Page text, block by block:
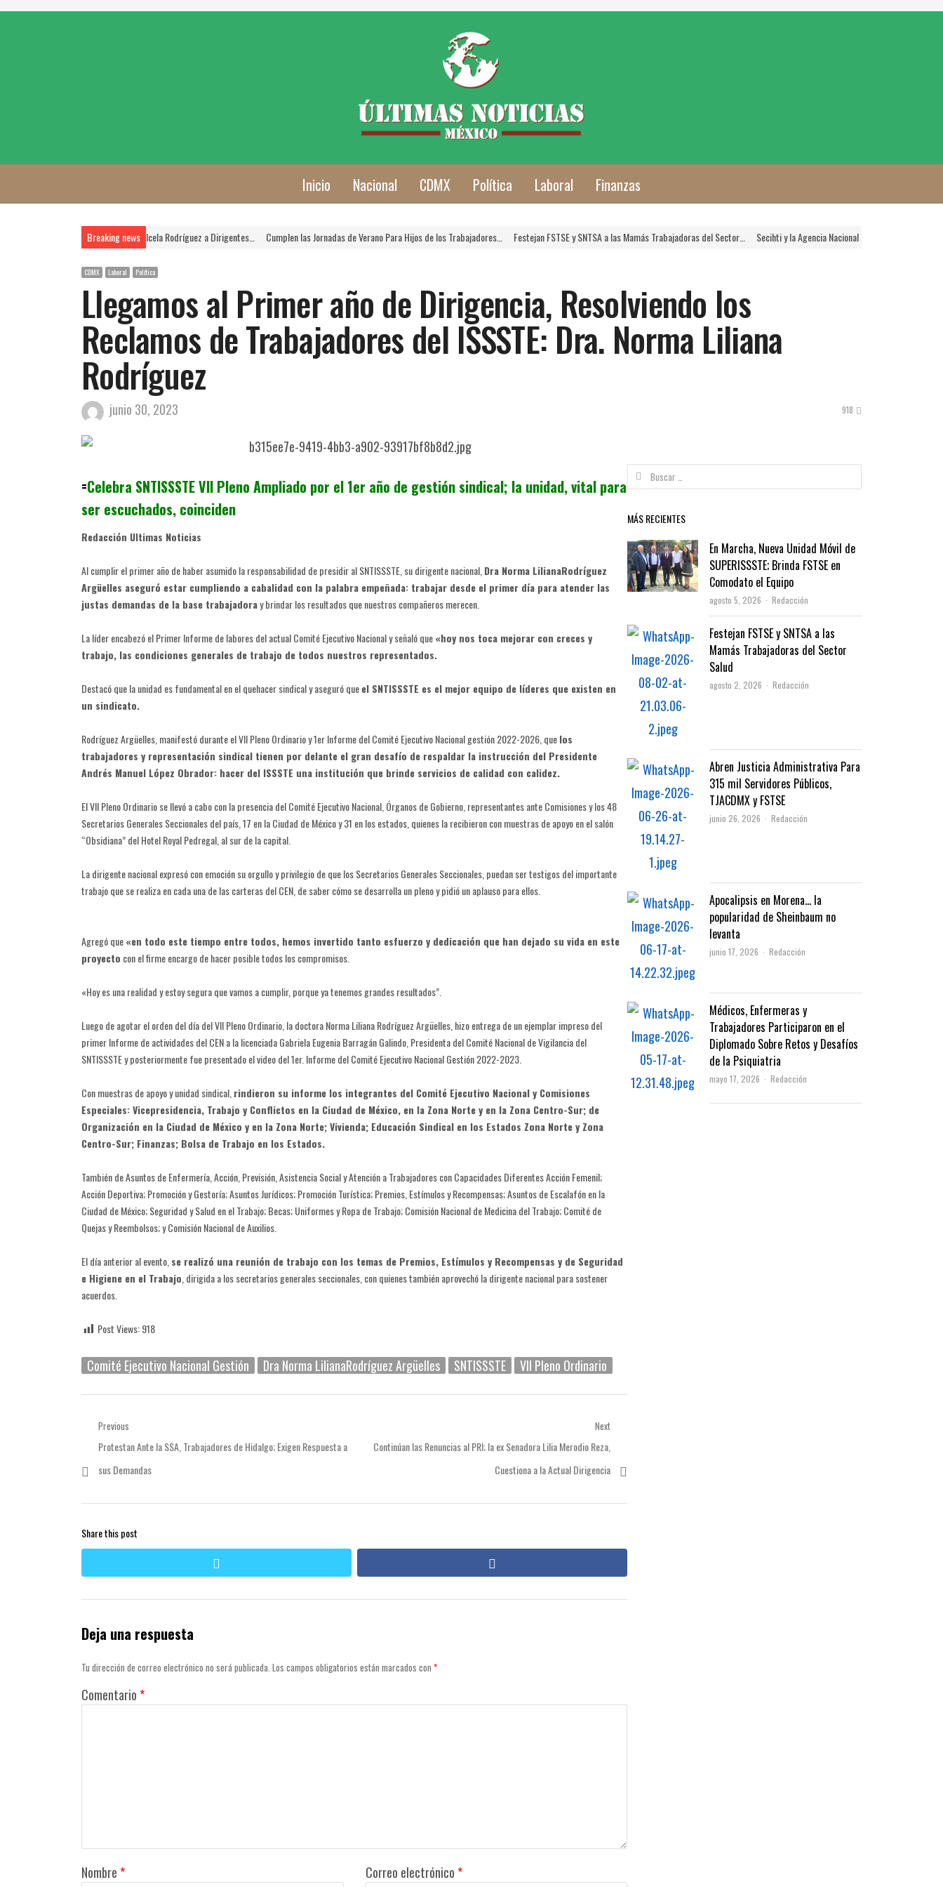
Inicio Nacional CDMX Política Laboral Finanzas
Breaking news
es Prioridad, Asegura Rosa Icela Rodríguez a Dirigentes… Cumplen las Jornadas de Verano Para Hijos de los Trabajadores… Festejan FSTSE y SNTSA a las Mamás Trabajadoras del Sector… Secihti y la Agencia Nacional de Aduanas Crearán
CDMX Laboral Política
Llegamos al Primer año de Dirigencia, Resolviendo los
Reclamos de Trabajadores del ISSSTE: Dra. Norma Liliana
Rodríguez
junio 30, 2023 918
=Celebra SNTISSSTE VII Pleno Ampliado por el 1er año de gestión sindical; la unidad, vital para
ser escuchados, coinciden
Redacción Ultimas Noticias
Al cumplir el primer año de haber asumido la responsabilidad de presidir al SNTISSSTE, su dirigente nacional, Dra Norma LilianaRodríguez
Argüelles aseguró estar cumpliendo a cabalidad con la palabra empeñada: trabajar desde el primer día para atender las
justas demandas de la base trabajadoray brindar los resultados que nuestros compañeros merecen.
La líder encabezó el Primer Informe de labores del actual Comité Ejecutivo Nacional y señaló que«hoy nos toca mejorar con creces y
trabajo, las condiciones generales de trabajo de todos nuestros representados.
Destacó que la unidad es fundamental en el quehacer sindical y aseguró queel SNTISSSTE es el mejor equipo de líderes que existen en
un sindicato.
Rodríguez Argüelles, manifestó durante el VII Pleno Ordinario y 1er Informe del Comité Ejecutivo Nacional gestión 2022-2026, quelos
trabajadores y representación sindical tienen por delante el gran desafío de respaldar la instrucción del Presidente
Andrés Manuel López Obrador: hacer del ISSSTE una institución que brinde servicios de calidad con calidez.
El VII Pleno Ordinario se llevó a cabo con la presencia del Comité Ejecutivo Nacional, Órganos de Gobierno, representantes ante Comisiones y los 48
Secretarios Generales Seccionales del país, 17 en la Ciudad de México y 31 en los estados, quienes la recibieron con muestras de apoyo en el salón
“Obsidiana” del Hotel Royal Pedregal, al sur de la capital.
La dirigente nacional expresó con emoción su orgullo y privilegio de que los Secretarios Generales Seccionales, puedan ser testigos del importante
trabajo que se realiza en cada una de las carteras del CEN, de saber cómo se desarrolla un pleno y pidió un aplauso para ellos.
Agregó que«en todo este tiempo entre todos, hemos invertido tanto esfuerzo y dedicación que han dejado su vida en este
proyecto con el firme encargo de hacer posible todos los compromisos.
«Hoy es una realidad y estoy segura que vamos a cumplir, porque ya tenemos grandes resultados”.
Luego de agotar el orden del día del VII Pleno Ordinario, la doctora Norma Liliana Rodríguez Argüelles, hizo entrega de un ejemplar impreso del
primer Informe de actividades del CEN a la licenciada Gabriela Eugenia Barragán Galindo, Presidenta del Comité Nacional de Vigilancia del
SNTISSSTE y posteriormente fue presentado el video del 1er. Informe del Comité Ejecutivo Nacional Gestión 2022-2023.
Con muestras de apoyo y unidad sindical, rindieron su informe los integrantes del Comité Ejecutivo Nacional y Comisiones
Especiales: Vicepresidencia, Trabajo y Conflictos en la Ciudad de México, en la Zona Norte y en la Zona Centro-Sur; de
Organización en la Ciudad de México y en la Zona Norte; Vivienda; Educación Sindical en los Estados Zona Norte y Zona
Centro-Sur; Finanzas; Bolsa de Trabajo en los Estados.
También de Asuntos de Enfermería, Acción, Previsión, Asistencia Social y Atención a Trabajadores con Capacidades Diferentes Acción Femenil;
Acción Deportiva; Promoción y Gestoría; Asuntos Jurídicos; Promoción Turística; Premios, Estímulos y Recompensas; Asuntos de Escalafón en la
Ciudad de México; Seguridad y Salud en el Trabajo; Becas; Uniformes y Ropa de Trabajo; Comisión Nacional de Medicina del Trabajo; Comité de
Quejas y Reembolsos; y Comisión Nacional de Auxilios.
El día anterior al evento, se realizó una reunión de trabajo con los temas de Premios, Estímulos y Recompensas y de Seguridad
e Higiene en el Trabajo , dirigida a los secretarios generales seccionales, con quienes también aprovechó la dirigente nacional para sostener
acuerdos.
Post Views:918
Comité Ejecutivo Nacional Gestión Dra Norma LilianaRodríguez Argüelles SNTISSSTE VII Pleno Ordinario
Navegación
entradas
Previous
Previous
post:
Protestan Ante la SSA, Trabajadores de Hidalgo; Exigen Respuesta a
sus Demandas
Next
Next
Continúan las Renuncias al PRI; la ex Senadora Lilia Merodio Reza,
Cuestiona a la Actual Dirigencia
Share this post
Deja una respuesta
Tu dirección de correo electrónico no será publicada. Los campos obligatorios están marcados con *
Comentario *
Nombre * Correo electrónico *
Buscar:
MÁS RECIENTES
En Marcha, Nueva Unidad Móvil de
SUPERISSSTE; Brinda FSTSE en
Comodato el Equipo
agosto 5, 2026 Author
Redacción
Festejan FSTSE y SNTSA a las
Mamás Trabajadoras del Sector
Salud
agosto 2, 2026 Author
Redacción
Abren Justicia Administrativa Para
315 mil Servidores Públicos,
TJACDMX y FSTSE
junio 26, 2026 Author
Redacción
Apocalipsis en Morena… la
popularidad de Sheinbaum no
levanta
junio 17, 2026 Author
Redacción
Médicos, Enfermeras y
Trabajadores Participaron en el
Diplomado Sobre Retos y Desafíos
de la Psiquiatria
mayo 17, 2026 Author
Redacción